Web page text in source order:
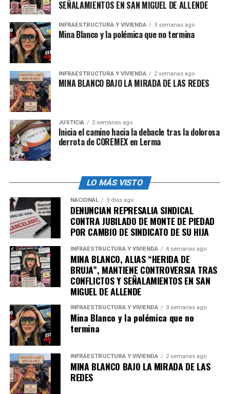
agresiones sexuales en dicho fraccionamiento ya
y detener al responsable.
“Es preocupante todo lo que ocurrió hoy en la mañana
en el fraccionamiento Las Vegas, primero porque es el
mismo sujeto que lleva más de un año agrediendo y
atacando sexualmente a mujeres en la zona; si bien el
municipio hizo el compromiso de instalar luminarias y
de aumentar el patrullaje, nunca se supo de la detención
de este sujeto y si alguna vez estuvo detenido por este
tipo de delitos, claramente fue para darle la vuelta y
soltarlo, esto es resultado de la ineficacia de las
hicieran correctamente su trabajo”,agregó.
admin
SEÑALAMIENTOS EN SAN MIGUEL DE ALLENDE
INFRAESTRUCTURA Y VIVIENDA 3 semanas ago
Mina Blanco y la polémica que no termina
INFRAESTRUCTURA Y VIVIENDA 2 semanas ago
MINA BLANCO BAJO LA MIRADA DE LAS REDES
JUSTICIA 2 semanas ago
Inicia el camino hacia la debacle tras la dolorosa
derrota de COREMEX en Lerma
LO MÁS VISTO
NACIONAL 3 días ago
DENUNCIAN REPRESALIA SINDICAL
CONTRA JUBILADO DE MONTE DE PIEDAD
POR CAMBIO DE SINDICATO DE SU HIJA
INFRAESTRUCTURA Y VIVIENDA 4 semanas ago
MINA BLANCO, ALIAS “HERIDA DE
BRUJA”, MANTIENE CONTROVERSIA TRAS
CONFLICTOS Y SEÑALAMIENTOS EN SAN
MIGUEL DE ALLENDE
INFRAESTRUCTURA Y VIVIENDA 3 semanas ago
Mina Blanco y la polémica que no
termina
INFRAESTRUCTURA Y VIVIENDA 2 semanas ago
MINA BLANCO BAJO LA MIRADA DE LAS
REDES